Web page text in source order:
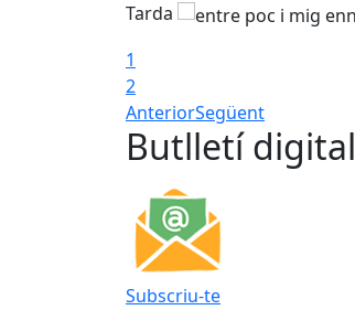
Tarda
1
2
AnteriorSegüent
Butlletí digital
Subscriu-te